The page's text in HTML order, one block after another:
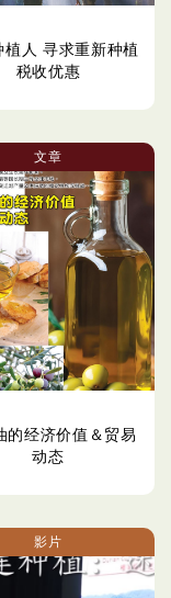
植人 寻求重新种植
税收优惠
文章
的经济价值＆贸易
动态
影片